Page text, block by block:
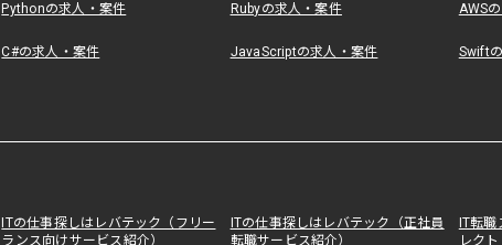
Pythonの求人・案件 Rubyの求人・案件 AWS
C#の求人・案件 JavaScriptの求人・案件 Swift
ITの仕事探しはレバテック（フリー
ランス向けサービス紹介）
ITの仕事探しはレバテック（正社員
転職サービス紹介）
IT転
レクト